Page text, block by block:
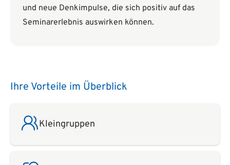
und neue Denkimpulse, die sich positiv auf das
Seminarerlebnis auswirken können.
Ihre Vorteile im Überblick
Kleingruppen